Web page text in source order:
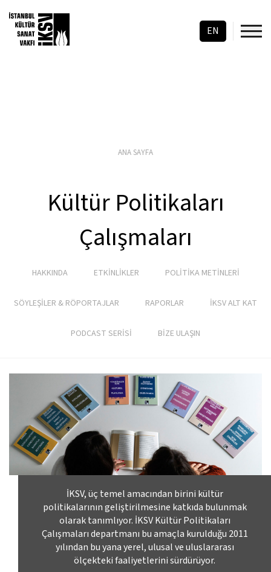
EN
ANA SAYFA
Kültür Politikaları
Çalışmaları
HAKKINDA ETKİNLİKLER POLİTİKA METİNLERİ
SÖYLEŞİLER & RÖPORTAJLAR RAPORLAR İKSV ALT KAT
PODCAST SERİSİ BİZE ULAŞIN
İKSV, üç temel amacından birini kültür
politikalarının geliştirilmesine katkıda bulunmak
olarak tanımlıyor. İKSV Kültür Politikaları
Çalışmaları departmanı bu amaçla kurulduğu 2011
yılından bu yana yerel, ulusal ve uluslararası
ölçekteki faaliyetlerini sürdürüyor.